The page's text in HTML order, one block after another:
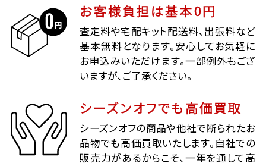
お客様負担は基本0円
査定料や宅配キット配送料、出張料など
基本無料となります。安心してお気軽に
お申込みいただけます。一部例外もござ
いますが、ご了承ください。
シーズンオフでも高価買取
シーズンオフの商品や他社で断られたお
品物でも高価買取いたします。自社での
販売力があるからこそ、一年を通して高